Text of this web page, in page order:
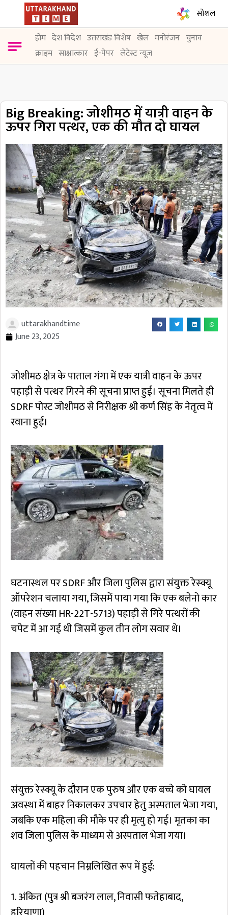
सोशल
होम देश विदेश उत्तराखंड विशेष खेल मनोरंजन चुनाव
क्राइम साक्षात्कार ई-पेपर लेटेस्ट न्यूज़
Big Breaking: जोशीमठ में यात्री वाहन के
ऊपर गिरा पत्थर, एक की मौत दो घायल
uttarakhandtime
June 23, 2025
जोशीमठ क्षेत्र के पाताल गंगा में एक यात्री वाहन के ऊपर
पहाड़ी से पत्थर गिरने की सूचना प्राप्त हुई। सूचना मिलते ही
SDRF पोस्ट जोशीमठ से निरीक्षक श्री कर्ण सिंह के नेतृत्व में
रवाना हुई।
घटनास्थल पर SDRF और जिला पुलिस द्वारा संयुक्त रेस्क्यू
ऑपरेशन चलाया गया, जिसमें पाया गया कि एक बलेनो कार
(वाहन संख्या HR-22T-5713) पहाड़ी से गिरे पत्थरों की
चपेट में आ गई थी जिसमें कुल तीन लोग सवार थे।
संयुक्त रेस्क्यू के दौरान एक पुरुष और एक बच्चे को घायल
अवस्था में बाहर निकालकर उपचार हेतु अस्पताल भेजा गया,
जबकि एक महिला की मौके पर ही मृत्यु हो गई। मृतका का
शव जिला पुलिस के माध्यम से अस्पताल भेजा गया।
घायलों की पहचान निम्नलिखित रूप में हुई:
1. अंकित (पुत्र श्री बजरंग लाल, निवासी फतेहाबाद,